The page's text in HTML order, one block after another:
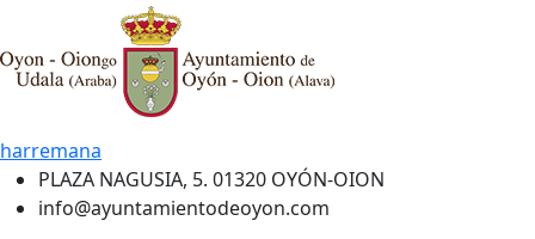
harremana
PLAZA NAGUSIA, 5. 01320 OYÓN-OION
info@ayuntamientodeoyon.com